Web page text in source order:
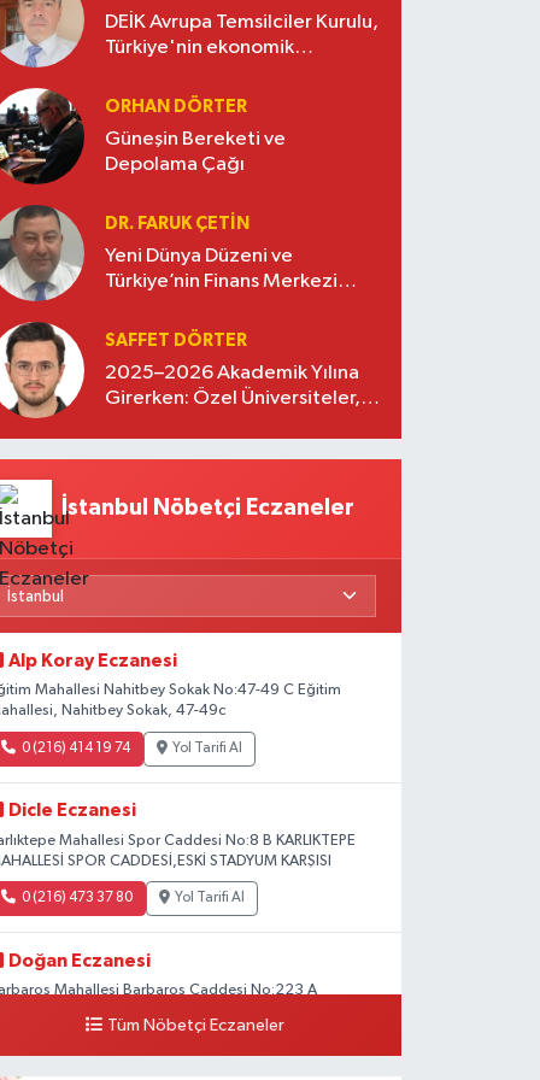
DEİK Avrupa Temsilciler Kurulu,
Türkiye'nin ekonomik
oluşturuyor
ORHAN DÖRTER
Güneşin Bereketi ve
Depolama Çağı
DR. FARUK ÇETİN
Yeni Dünya Düzeni ve
Türkiye’nin Finans Merkezi
SAFFET DÖRTER
2025–2026 Akademik Yılına
Girerken: Özel Üniversiteler,
İstanbul Nöbetçi Eczaneler
Alp Koray Eczanesi
Mahallesi Nahitbey Sokak No:47-49 C Eğitim
Nahitbey Sokak, 47-49c
0 (216) 414 19 74 Yol Tarifi Al
Dicle Eczanesi
Mahallesi Spor Caddesi No:8 B KARLIKTEPE
SPOR CADDESİ,ESKİ STADYUM KARŞISI
0 (216) 473 37 80 Yol Tarifi Al
Doğan Eczanesi
Mahallesi Barbaros Caddesi No:223 A
Tüm Nöbetçi Eczaneler